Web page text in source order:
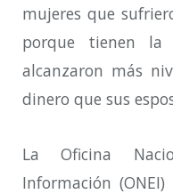
mujeres que
porque tienen
alcanzaron más
dinero que sus
La Oficina
Información